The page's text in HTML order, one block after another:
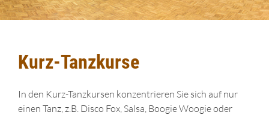
Kurz-Tanzkurse
In den Kurz-Tanzkursen konzentrieren Sie sich auf nur
einen Tanz, z.B. Disco Fox, Salsa, Boogie Woogie oder